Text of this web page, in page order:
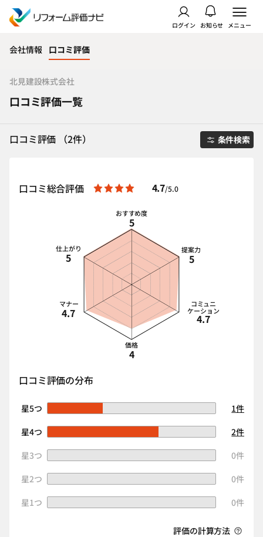
ログイン お知らせ メニュー
会社情報 口コミ評価
北見建設株式会社
口コミ評価一覧
口コミ評価 （2件） 条件検索
口コミ総合評価 4.7/5.0
おすすめ度
5
提案力
5
コミュニ
ケーション
4.7
価格
4
マナー
4.7
仕上がり
5
口コミ評価の分布
星5つ
1件
星4つ
2件
星3つ
0件
星2つ
0件
星1つ
0件
評価の計算方法